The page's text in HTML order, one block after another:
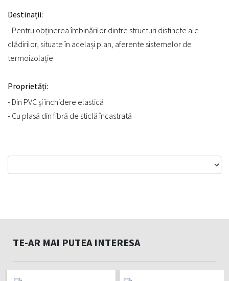
Destinații:
- Pentru obținerea îmbinărilor dintre structuri distincte ale
clădirilor, situate în același plan, aferente sistemelor de
termoizolație
Proprietăți:
- Din PVC și închidere elastică
- Cu plasă din fibră de sticlă încastrată
TE-AR MAI PUTEA INTERESA